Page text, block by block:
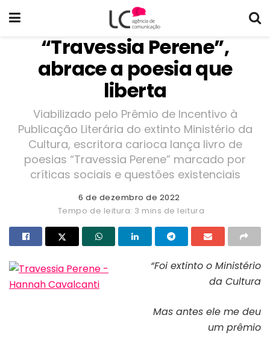
“Travessia Perene”,
abrace a poesia que
liberta
Viabilizado pelo Prêmio de Incentivo à
Publicação Literária do extinto Ministério da
Cultura, escritora carioca lança livro de
poesias “Travessia Perene” marcado por
críticas sociais e questões existenciais
6 de dezembro de 2022
Tempo de leitura: 3 mins de leitura
“Foi extinto o Ministério
da Cultura
Mas antes ele me deu
um prêmio